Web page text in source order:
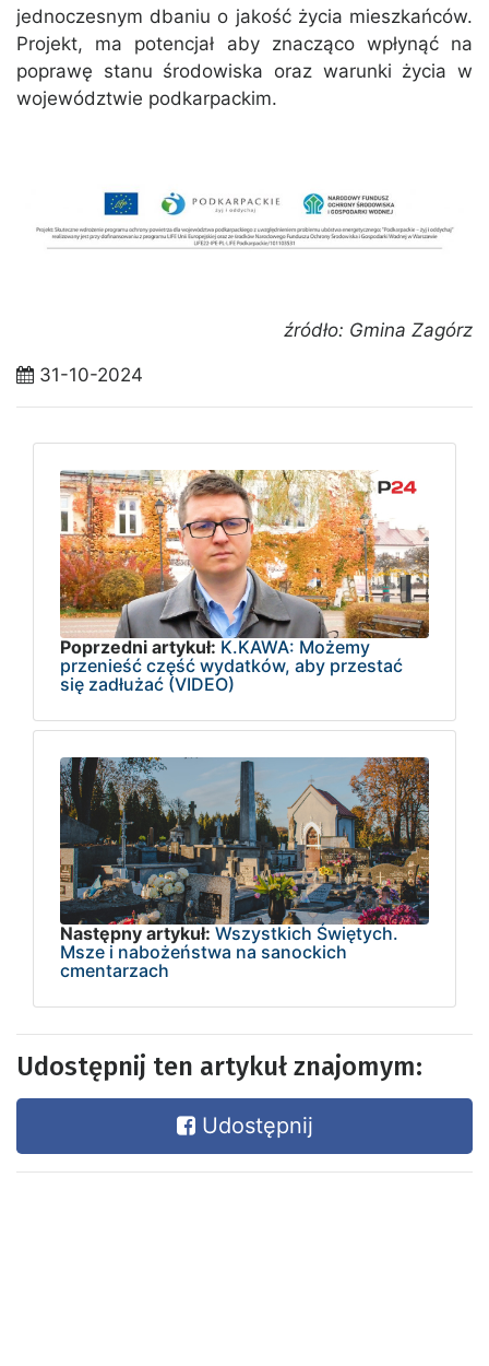
jednoczesnym dbaniu o jakość życia mieszkańców.
Projekt, ma potencjał aby znacząco wpłynąć na
poprawę stanu środowiska oraz warunki życia w
województwie podkarpackim.
źródło: Gmina Zagórz
31-10-2024
Poprzedni artykuł: K.KAWA: Możemy
przenieść część wydatków, aby przestać
się zadłużać (VIDEO)
Następny artykuł: Wszystkich Świętych.
Msze i nabożeństwa na sanockich
cmentarzach
Udostępnij ten artykuł znajomym:
Udostępnij